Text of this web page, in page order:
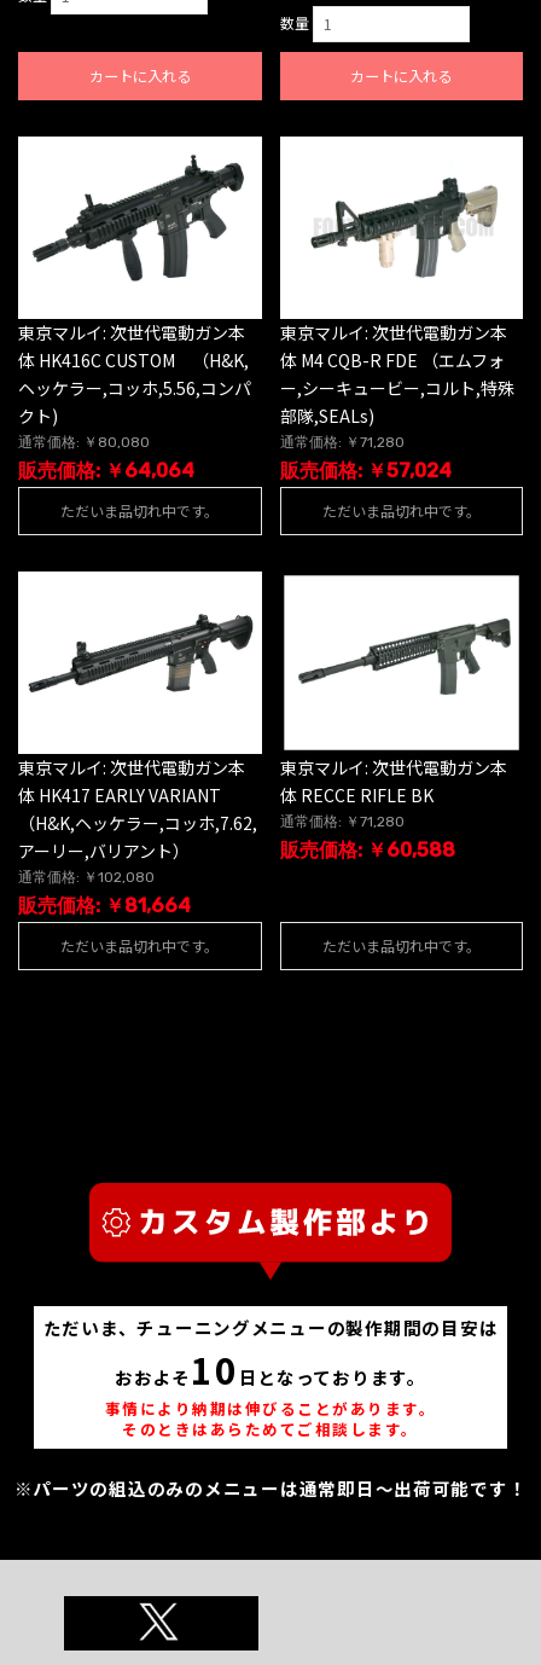
カートに入れる
数量
カートに入れる
東京マルイ: 次世代電動ガン本
体 HK416C CUSTOM （H&K,
ヘッケラー,コッホ,5.56,コンパ
クト)
通常価格: ￥80,080
販売価格: ￥64,064
ただいま品切れ中です。
東京マルイ: 次世代電動ガン本
体 M4 CQB-R FDE （エムフォ
ー,シーキュービー,コルト,特殊
部隊,SEALs)
通常価格: ￥71,280
販売価格: ￥57,024
ただいま品切れ中です。
東京マルイ: 次世代電動ガン本
体 HK417 EARLY VARIANT
（H&K,ヘッケラー,コッホ,7.62,
アーリー,バリアント）
通常価格: ￥102,080
販売価格: ￥81,664
ただいま品切れ中です。
東京マルイ: 次世代電動ガン本
体 RECCE RIFLE BK
通常価格: ￥71,280
販売価格: ￥60,588
ただいま品切れ中です。
ただいま、チューニングメニューの製作期間の目安は
おおよそ 10 日となっております。
事情により納期は伸びることがあります。
そのときはあらためてご相談します。
※パーツの組込のみのメニューは通常即日～出荷可能です！